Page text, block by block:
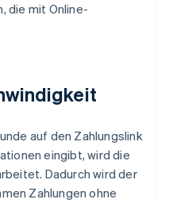
die mit Online-
auf den Zahlungslink
eingibt, wird die
Dadurch wird der
Zahlungen ohne